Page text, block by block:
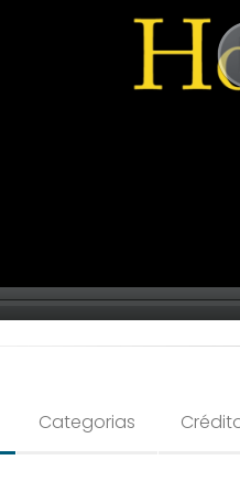
Categorias